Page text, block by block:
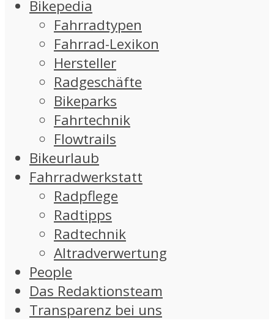
Bikepedia
Fahrradtypen
Fahrrad-Lexikon
Hersteller
Radgeschäfte
Bikeparks
Fahrtechnik
Flowtrails
Bikeurlaub
Fahrradwerkstatt
Radpflege
Radtipps
Radtechnik
Altradverwertung
People
Das Redaktionsteam
Transparenz bei uns